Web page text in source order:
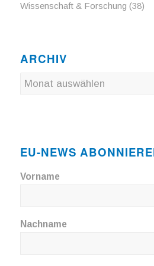
Wissenschaft & Forschung (38)
ARCHIV
EU-NEWS
Vorname
Nachname